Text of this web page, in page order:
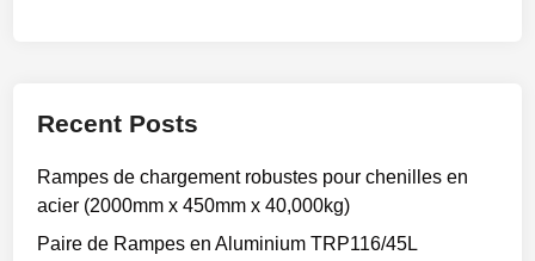
Recent Posts
Rampes de chargement robustes pour chenilles en
acier (2000mm x 450mm x 40,000kg)
Paire de Rampes en Aluminium TRP116/45L